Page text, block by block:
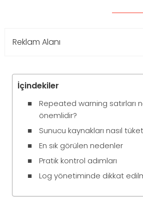
Reklam Alanı
İçindekiler
Repeated warning satırları
önemlidir?
Sunucu kaynakları nasıl
En sık görülen nedenler
Pratik kontrol adımları
Log yönetiminde dikkat